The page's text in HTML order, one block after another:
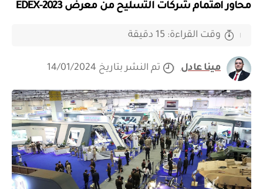
محاور اهتمام شركات التسليح من معرض EDEX-2023
مينا عادل تم النشر بتاريخ 14/01/2024
وقت القراءة: 15 دقيقة